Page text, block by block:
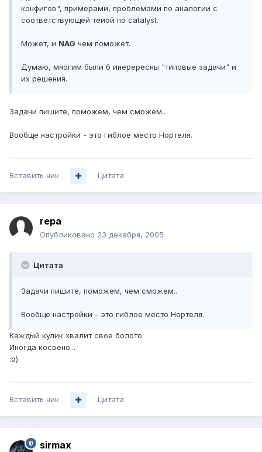
конфигов", примерами, проблемами по аналогии с
соответствующей теиой по cаtalyst.
Может, и NAG чем поможет.
Думаю, многим были б инерересны "типовые задачи" и
их решения.
Задачи пишите, поможем, чем сможем..
Вообще настройки - это гиблое место Нортеля.
Вставить ник Цитата
repa
Опубликовано 23 декабря, 2005
Цитата
Задачи пишите, поможем, чем сможем..
Вообще настройки - это гиблое место Нортеля.
Каждый кулик хвалит свое болото.
Иногда косвено...
:о)
Вставить ник Цитата
sirmax